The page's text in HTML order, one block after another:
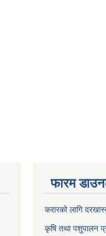
फारम
करारको लागि
कृषि तथा पशुपालन